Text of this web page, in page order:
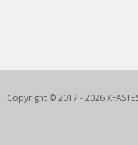
Copyright © 2017 - 2026